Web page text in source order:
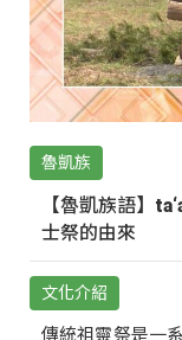
魯凱族
【魯凱族語】
士祭的由來
文化介紹
傳統祖靈祭是一